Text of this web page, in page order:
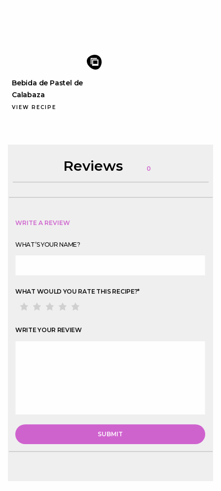
Bebida de Pastel de
Calabaza
VIEW RECIPE
Reviews 0
WRITE A REVIEW
WHAT’S YOUR NAME?
WHAT WOULD YOU RATE THIS RECIPE?*
WRITE YOUR REVIEW